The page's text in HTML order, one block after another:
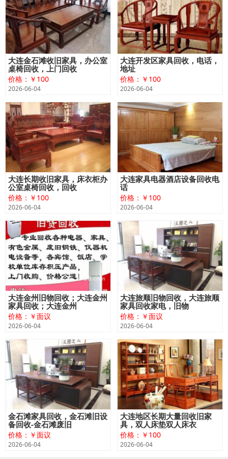
大连金石滩收旧家具，办公室
桌椅回收，上门回收
价格：￥100
2026-06-04
大连开发区家具回收，电话，
地址
价格：￥100
2026-06-04
大连长期收旧家具，床衣柜办
公室桌椅回收，回收
价格：￥100
2026-06-04
大连家具电器酒店设备回收电
话
价格：￥100
2026-06-04
大连金州旧物回收；大连金州
家具回收；大连金州
价格：￥面议
2026-06-04
大连旅顺旧物回收，大连旅顺
家具回收家电，旧物
价格：￥面议
2026-06-04
金石滩家具回收，金石滩旧设
备回收-金石滩废旧
价格：￥面议
2026-06-04
大连地区长期大量回收旧家
具，双人床垫双人床衣
价格：￥100
2026-06-04